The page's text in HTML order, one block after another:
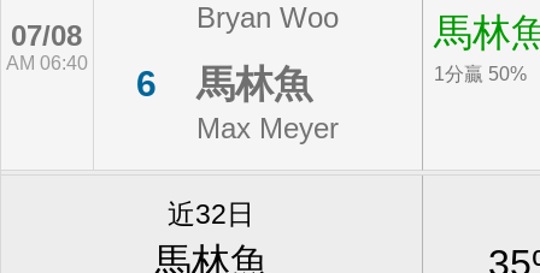
07/08
AM 06:40
Bryan Woo
6 馬林魚
Max Meyer
馬林
1分贏 50%
近32日
馬林魚